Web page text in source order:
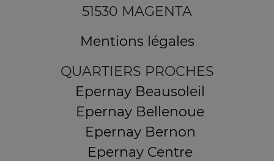
51530 MAGENTA
Mentions légales
QUARTIERS PROCHES
Epernay Beausoleil
Epernay Bellenoue
Epernay Bernon
Epernay Centre